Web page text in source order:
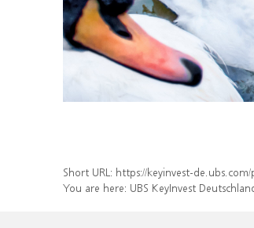
Short URL: https://keyinvest-
You are here: UBS KeyInvest